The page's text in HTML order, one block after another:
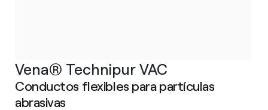
Vena® Technipur VAC
Conductos flexibles para partículas
abrasivas